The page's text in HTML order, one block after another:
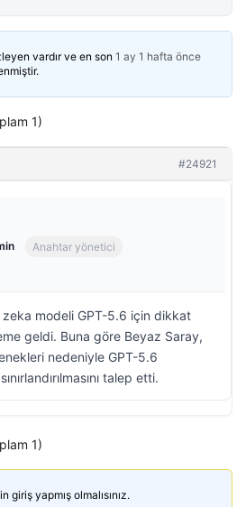
vardır ve en son 1 ay 1 hafta önce
1)
#24921
Anahtar yönetici
zeka modeli GPT-5.6 için dikkat
geldi. Buna göre Beyaz Saray,
nedeniyle GPT-5.6
talep etti.
1)
giriş yapmış olmalısınız.